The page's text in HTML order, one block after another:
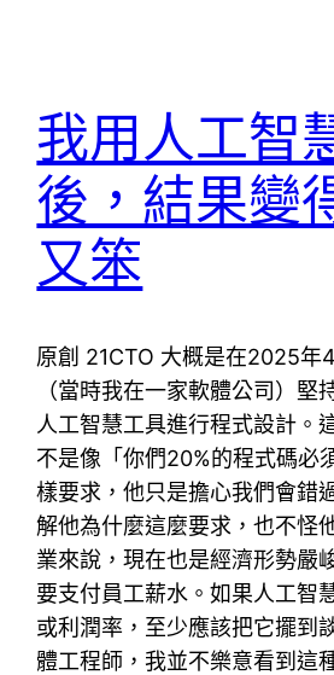
我用人工智
後，結果變
又笨
原創 21CTO 大概是在2025年
（當時我在一家軟體公司）堅
人工智慧工具進行程式設計。
不是像「你們20%的程式碼必
樣要求，他只是擔心我們會錯
解他為什麼這麼要求，也不怪
業來說，現在也是經濟形勢嚴
要支付員工薪水。如果人工智
或利潤率，至少應該把它擺到
體工程師，我並不樂意看到這